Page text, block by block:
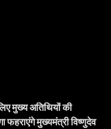
मुख्य अतिथियों की
फहराएंगे मुख्यमंत्री विष्णुदेव